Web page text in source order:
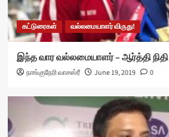
கட்டுரைகள் வல்லமையாளர் விருது!
இந்த வார வல்லமையாளர் – ஆர்த்தி நிதி
நாங்குநேரி வாசஸ்ரீ June 19, 2019 0